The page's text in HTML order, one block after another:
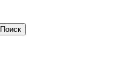
Поиск